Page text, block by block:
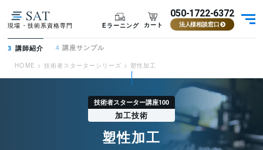
現場・技術系資格専門 Eラーニング カート
050-1722-6372
法人様相談窓口
3 講師紹介 4 講座サンプル
HOME > 技術者スターターシリーズ > 塑性加工
技術者スターター講座100
加工技術
塑性加工